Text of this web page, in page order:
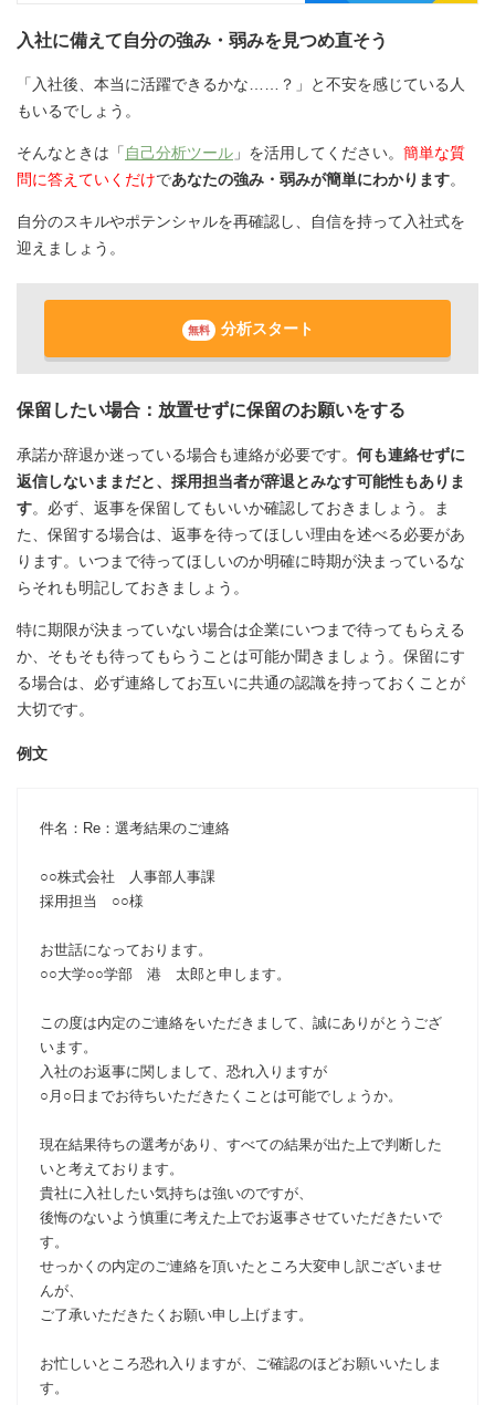
入社に備えて自分の強み・弱みを見つめ直そう
「入社後、本当に活躍できるかな……？」と不安を感じている人
もいるでしょう。
そんなときは「 自己分析ツール 」を活用してください。 簡単な質
問に答えていくだけであなたの強み・弱みが簡単にわかります。
自分のスキルやポテンシャルを再確認し、自信を持って入社式を
迎えましょう。
無料 分析スタート
保留したい場合：放置せずに保留のお願いをする
承諾か辞退か迷っている場合も連絡が必要です。 何も連絡せずに
返信しないままだと、採用担当者が辞退とみなす可能性もありま
す。必ず、返事を保留してもいいか確認しておきましょう。ま
た、保留する場合は、返事を待ってほしい理由を述べる必要があ
ります。いつまで待ってほしいのか明確に時期が決まっているな
らそれも明記しておきましょう。
特に期限が決まっていない場合は企業にいつまで待ってもらえる
か、そもそも待ってもらうことは可能か聞きましょう。保留にす
る場合は、必ず連絡してお互いに共通の認識を持っておくことが
大切です。
例文
件名：Re：選考結果のご連絡
○○株式会社 人事部人事課
採用担当 ○○様
お世話になっております。
○○大学○○学部 港 太郎と申します。
この度は内定のご連絡をいただきまして、誠にありがとうござ
います。
入社のお返事に関しまして、恐れ入りますが
○月○日までお待ちいただきたくことは可能でしょうか。
現在結果待ちの選考があり、すべての結果が出た上で判断した
いと考えております。
貴社に入社したい気持ちは強いのですが、
後悔のないよう慎重に考えた上でお返事させていただきたいで
す。
せっかくの内定のご連絡を頂いたところ大変申し訳ございませ
んが、
ご了承いただきたくお願い申し上げます。
お忙しいところ恐れ入りますが、ご確認のほどお願いいたしま
す。